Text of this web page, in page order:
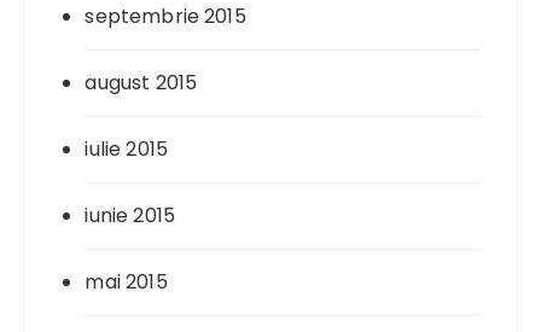
septembrie 2015
august 2015
iulie 2015
iunie 2015
mai 2015